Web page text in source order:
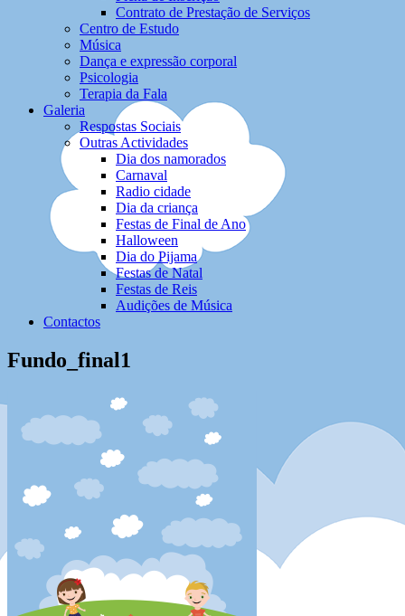
Contrato de Prestação de Serviços
Centro de Estudo
Música
Dança e expressão corporal
Psicologia
Terapia da Fala
Galeria
Respostas Sociais
Outras Actividades
Dia dos namorados
Carnaval
Radio cidade
Dia da criança
Festas de Final de Ano
Halloween
Dia do Pijama
Festas de Natal
Festas de Reis
Audições de Música
Contactos
Fundo_final1